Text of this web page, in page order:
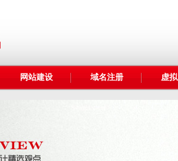
网站建设 域名注册 虚